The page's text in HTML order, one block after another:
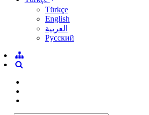
Türkçe
English
العربية
Pусский